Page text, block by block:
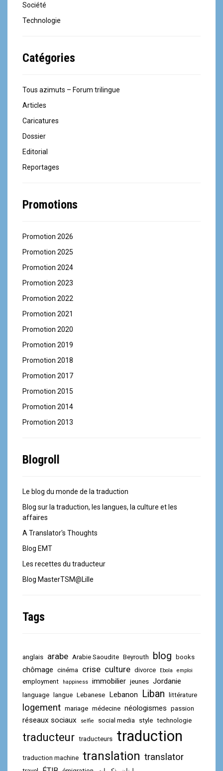
Société
Technologie
Catégories
Tous azimuts – Forum trilingue
Articles
Caricatures
Dossier
Editorial
Reportages
Promotions
Promotion 2026
Promotion 2025
Promotion 2024
Promotion 2023
Promotion 2022
Promotion 2021
Promotion 2020
Promotion 2019
Promotion 2018
Promotion 2017
Promotion 2015
Promotion 2014
Promotion 2013
Blogroll
Le blog du monde de la traduction
Blog sur la traduction, les langues, la culture et les
affaires
A Translator's Thoughts
Blog EMT
Les recettes du traducteur
Blog MasterTSM@Lille
Tags
anglais arabe Arabie Saoudite Beyrouth blog books
chômage cinéma crise culture divorce Ebola emploi
employment happiness immobilier jeunes Jordanie
language langue Lebanese Lebanon Liban littérature
logement mariage médecine néologismes passion
réseaux sociaux selfie social media style technologie
traducteur traducteurs traduction
traduction machine translation translator